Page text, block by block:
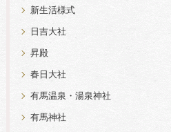
新生活様式
日吉大社
昇殿
春日大社
有馬温泉・湯泉神社
有馬神社